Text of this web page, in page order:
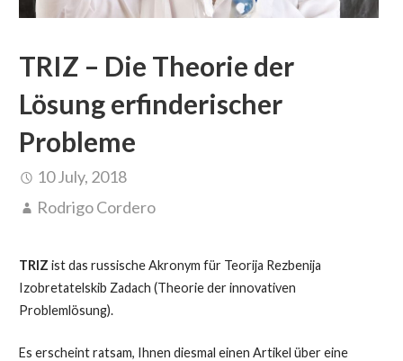
TRIZ – Die Theorie der
Lösung erfinderischer
Probleme
10 July, 2018
Rodrigo Cordero
TRIZ ist das russische Akronym für Teorija Rezbenija
Izobretatelskib Zadach (Theorie der innovativen
Problemlösung).
Es erscheint ratsam, Ihnen diesmal einen Artikel über eine